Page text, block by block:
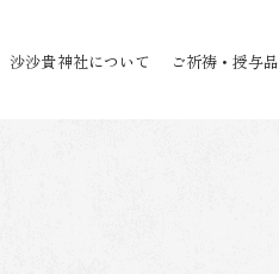
沙沙貴神社について ご祈祷・授与品